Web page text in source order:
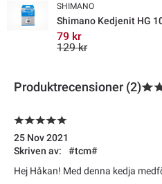
SHIMANO
Shimano Kedjenit HG
79 kr
129 kr
Produktrecensioner (2)
Hej Håkan! Med denna kedja
Skriven av: #tcm#
25 Nov 2021